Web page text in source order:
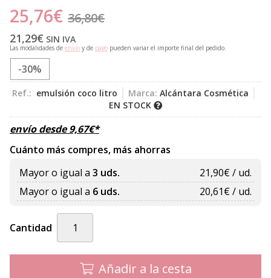
25,76€ 36,80€
21,29€ SIN IVA
Las modalidades de envío y de pago pueden variar el importe final del pedido.
-30%
Ref.: emulsión coco litro Marca: Alcántara Cosmética
EN STOCK
envío desde9,67€*
Cuánto más compres, más ahorras
Mayor o igual a 3 uds. 21,90€ / ud.
Mayor o igual a 6 uds. 20,61€ / ud.
Cantidad
Añadir a la cesta